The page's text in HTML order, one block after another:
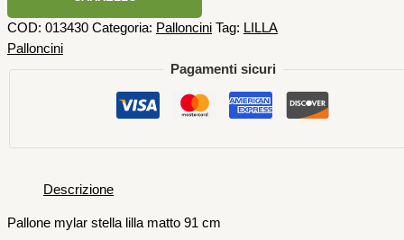
COD: 013430 Categoria: Palloncini Tag: LILLA
Palloncini
Pagamenti sicuri
Descrizione
Pallone mylar stella lilla matto 91 cm